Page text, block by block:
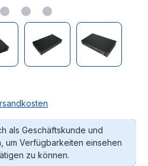
als Geschäftskunde und
um Verfügbarkeiten einsehen
zu können.